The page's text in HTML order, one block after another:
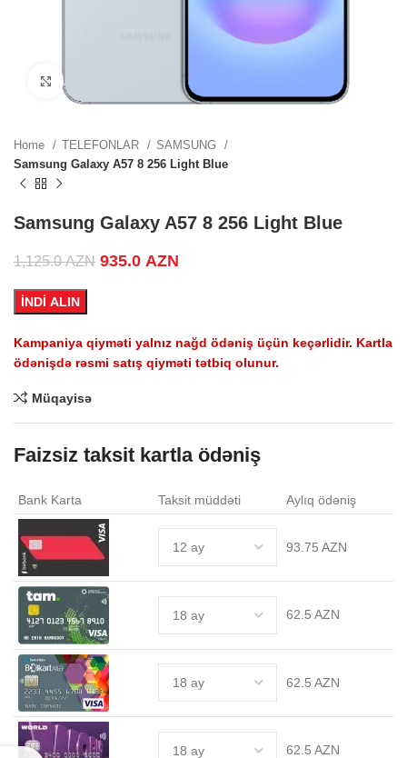
Click to enlarge
Home TELEFONLAR
SAMSUNG
Samsung Galaxy A57 8 256 Light Blue
Samsung Galaxy A57 8 256 Light Blue
1,125.0AZN Original price was: 1,125.0 AZN.
935.0 AZN
İNDİ ALIN
Kampaniya qiyməti yalnız nağd ödəniş üçün keçərlidir. Kartla
ödənişdə rəsmi satış qiyməti tətbiq olunur.
Müqayisə
Faizsiz taksit kartla ödəniş
Bank Karta Taksit müddəti Aylıq ödəniş
93.75 AZN
62.5 AZN
62.5 AZN
62.5 AZN
price